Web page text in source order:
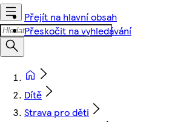
Přejít na hlavní obsah
Přeskočit na vyhledávání
Dítě
Strava pro děti